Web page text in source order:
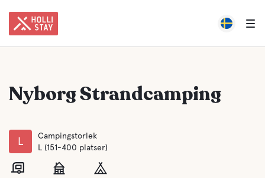
Nyborg Strandcamping
L
Campingstorlek
L (151-400 platser)